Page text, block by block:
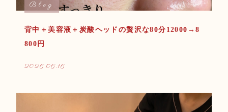
Blog
背中＋美容液＋炭酸ヘッドの贅沢な80分12000→8
800円
2026.06.16